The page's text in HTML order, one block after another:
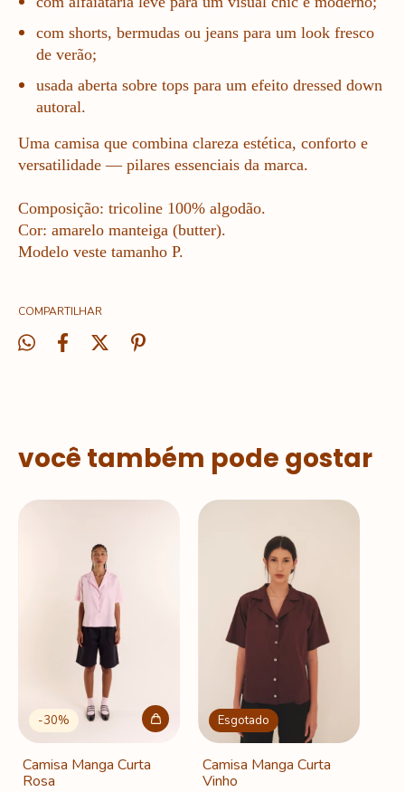
com shorts, bermudas ou jeans para um look fresco
de verão;
usada aberta sobre tops para um efeito dressed down
autoral.
Uma camisa que combina clareza estética, conforto e
versatilidade — pilares essenciais da marca.
Composição: tricoline 100% algodão.
Cor: amarelo manteiga (butter).
Modelo veste tamanho P.
COMPARTILHAR
você também pode gostar
-30%
Camisa Manga Curta
Rosa
Esgotado
Camisa Manga Curta
Vinho